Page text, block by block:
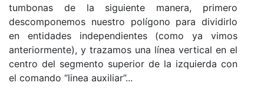
tumbonas de la siguiente manera, primero
descomponemos nuestro polígono para dividirlo
en entidades independientes (como ya vimos
anteriormente), y trazamos una línea vertical en el
centro del segmento superior de la izquierda con
el comando “linea auxiliar”...